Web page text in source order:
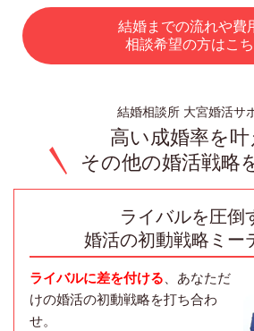
結婚までの流れや費
相談希望の方はこ
結婚相談所 大宮婚活サ
高い成婚率を叶
その他の婚活戦略
ライバルを圧倒
婚活の初動戦略ミー
ライバルに差を付ける 、あなただ
けの婚活の初動戦略を打ち合わ
せ。